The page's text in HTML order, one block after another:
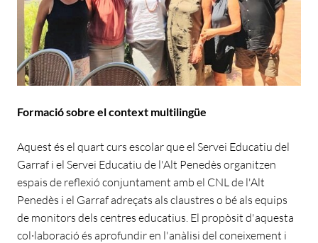
Formació sobre el context multilingüe
Aquest és el quart curs escolar que el Servei Educatiu del
Garraf i el Servei Educatiu de l'Alt Penedès organitzen
espais de reflexió conjuntament amb el CNL de l'Alt
Penedès i el Garraf adreçats als claustres o bé als equips
de monitors dels centres educatius. El propòsit d'aquesta
col·laboració és aprofundir en l'anàlisi del coneixement i